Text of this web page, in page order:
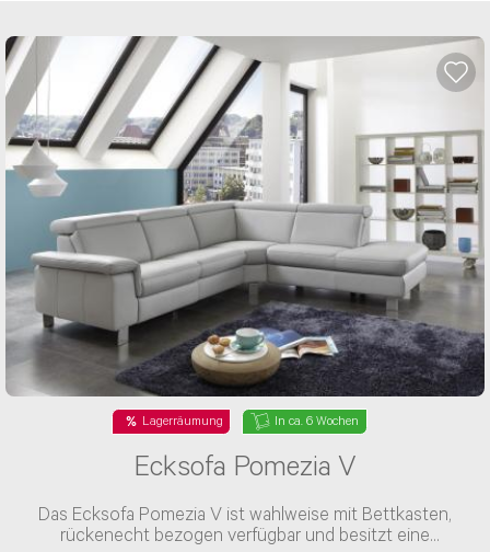
Lagerräumung In ca. 6 Wochen
Ecksofa Pomezia V
Das Ecksofa Pomezia V ist wahlweise mit Bettkasten,
rückenecht bezogen verfügbar und besitzt eine